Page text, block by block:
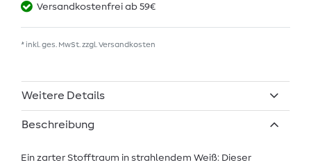
Versandkostenfrei ab 59€
* inkl. ges. MwSt. zzgl. Versandkosten
Weitere Details
Beschreibung
Ein zarter Stofftraum in strahlendem Weiß: Dieser